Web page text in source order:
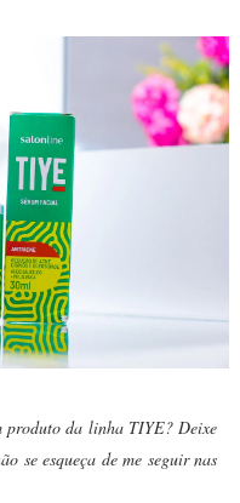
produto da linha TIYE? Deixe
se esqueça de me seguir nas